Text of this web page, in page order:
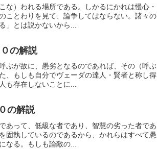
）われる場所である。しかるにかれは慢心・
ことわりを見て、論争してはならない。諸々の
」とは説かないから...
の解説
が故に、愚劣となるのであれば、その（呼ぶ
、もしも自分でヴェーダの達人・賢者と称し得
も存在しないことに...
の解説
って、低級な者であり、智慧の劣った者であ
固執しているのであるから、かれらはすべて愚
なる。もしも論敵の...